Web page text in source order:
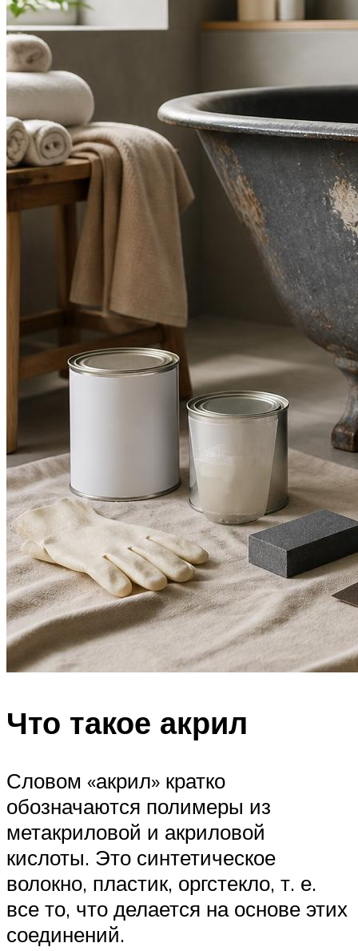
Что такое акрил
Словом «акрил» кратко
обозначаются полимеры из
метакриловой и акриловой
кислоты. Это синтетическое
волокно, пластик, оргстекло, т. е.
все то, что делается на основе этих
соединений.